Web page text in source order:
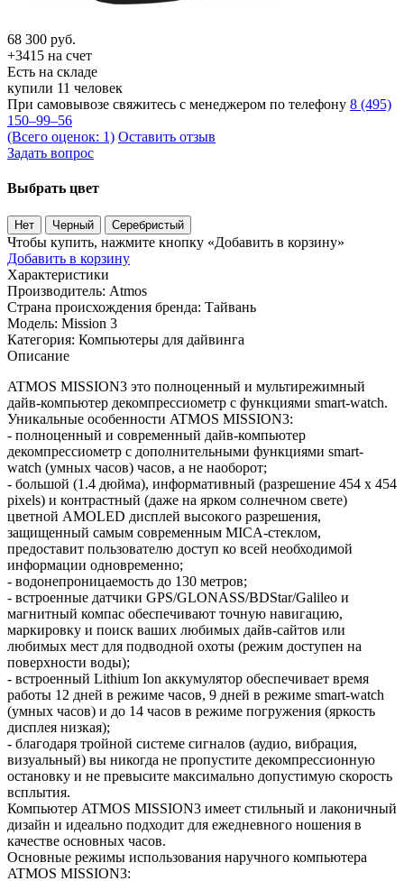
68 300 руб.
+3415 на счет
Есть на складе
купили 11 человек
При самовывозе свяжитесь с менеджером по телефону 8 (495)
150–99–56
(Всего оценок: 1) Оставить отзыв
Задать вопрос
Выбрать цвет
Нет Черный Серебристый
Чтобы купить, нажмите кнопку «Добавить в корзину»
Добавить в корзину
Характеристики
Производитель: Atmos
Страна происхождения бренда: Тайвань
Модель: Mission 3
Категория: Компьютеры для дайвинга
Описание
ATMOS MISSION3 это полноценный и мультирежимный
дайв-компьютер декомпрессиометр с функциями smart-watch.
Уникальные особенности ATMOS MISSION3:
- полноценный и современный дайв-компьютер
декомпрессиометр с дополнительными функциями smart-
watch (умных часов) часов, а не наоборот;
- большой (1.4 дюйма), информативный (разрешение 454 x 454
pixels) и контрастный (даже на ярком солнечном свете)
цветной AMOLED дисплей высокого разрешения,
защищенный самым современным MICA-стеклом,
предоставит пользователю доступ ко всей необходимой
информации одновременно;
- водонепроницаемость до 130 метров;
- встроенные датчики GPS/GLONASS/BDStar/Galileo и
магнитный компас обеспечивают точную навигацию,
маркировку и поиск ваших любимых дайв-сайтов или
любимых мест для подводной охоты (режим доступен на
поверхности воды);
- встроенный Lithium Ion аккумулятор обеспечивает время
работы 12 дней в режиме часов, 9 дней в режиме smart-watch
(умных часов) и до 14 часов в режиме погружения (яркость
дисплея низкая);
- благодаря тройной системе сигналов (аудио, вибрация,
визуальный) вы никогда не пропустите декомпрессионную
остановку и не превысите максимально допустимую скорость
всплытия.
Компьютер ATMOS MISSION3 имеет стильный и лаконичный
дизайн и идеально подходит для ежедневного ношения в
качестве основных часов.
Основные режимы использования наручного компьютера
ATMOS MISSION3: